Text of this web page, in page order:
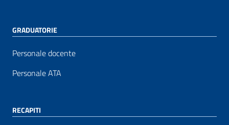
GRADUATORIE
Personale docente
Personale ATA
RECAPITI